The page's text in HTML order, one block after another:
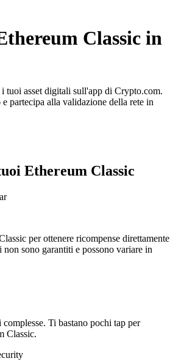
Classic in
tuoi asset digitali sull'app di Crypto.com.
partecipa alla validazione della rete in
Ethereum Classic
per ottenere ricompense direttamente
sono garantiti e possono variare in
Ti bastano pochi tap per
Classic.